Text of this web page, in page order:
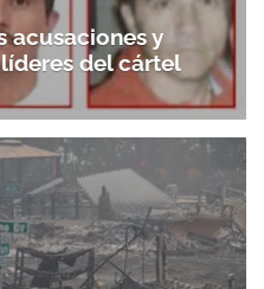
acusaciones y
del cártel